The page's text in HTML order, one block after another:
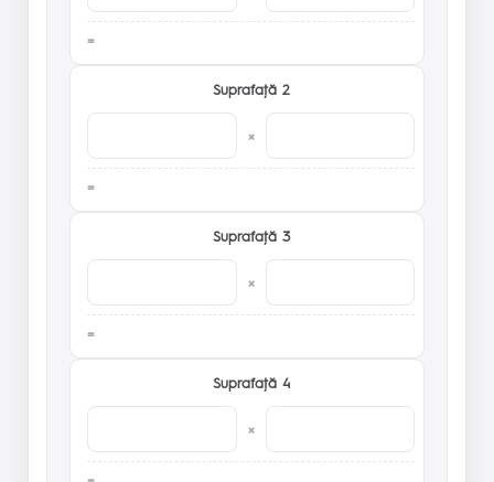
Suprafaţă 2
×
Suprafaţă 3
×
Suprafaţă 4
×